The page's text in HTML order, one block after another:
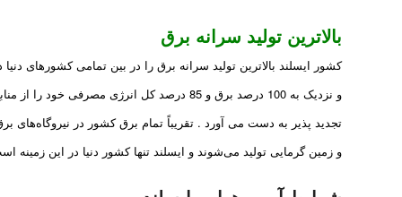
بالاترین تولید سرانه برق
کشور ایسلند بالاترین تولید سرانه برق را در بین تمامی کشورهای دنیا
و نزدیک به 100 درصد برق و 85 درصد کل انرژی مصرفی خود را از منابع انرژی
تجدید پذیر به دست می آورد . تقریباً تمام برق کشور در نیروگاه‌های
و زمین ‌گرمایی تولید می‌شوند و ایسلند تنها کشور دنیا در این زمینه